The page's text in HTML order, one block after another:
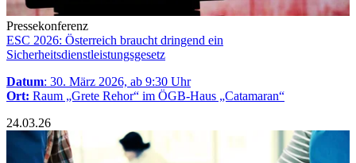
Pressekonferenz
ESC 2026: Österreich braucht dringend ein
Sicherheitsdienstleistungsgesetz
Datum: 30. März 2026, ab 9:30 Uhr
Ort: Raum „Grete Rehor“ im ÖGB-Haus „Catamaran“
24.03.26